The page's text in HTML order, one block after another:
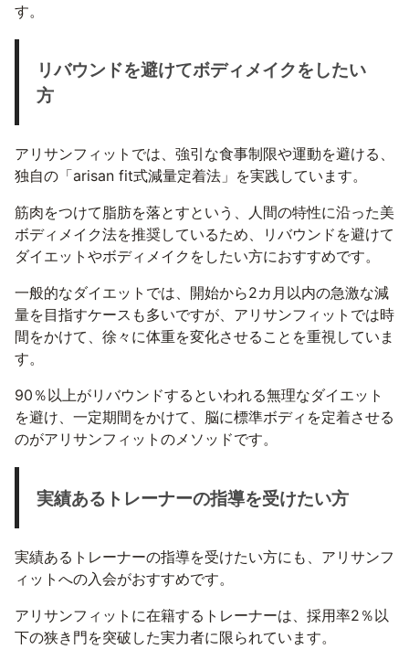
す。
リバウンドを避けてボディメイクをしたい
方
アリサンフィットでは、強引な食事制限や運動を避ける、
独自の「arisan fit式減量定着法」を実践しています。
筋肉をつけて脂肪を落とすという、人間の特性に沿った美
ボディメイク法を推奨しているため、リバウンドを避けて
ダイエットやボディメイクをしたい方におすすめです。
一般的なダイエットでは、開始から2カ月以内の急激な減
量を目指すケースも多いですが、アリサンフィットでは時
間をかけて、徐々に体重を変化させることを重視していま
す。
90％以上がリバウンドするといわれる無理なダイエット
を避け、一定期間をかけて、脳に標準ボディを定着させる
のがアリサンフィットのメソッドです。
実績あるトレーナーの指導を受けたい方
実績あるトレーナーの指導を受けたい方にも、アリサンフ
ィットへの入会がおすすめです。
アリサンフィットに在籍するトレーナーは、採用率2％以
下の狭き門を突破した実力者に限られています。